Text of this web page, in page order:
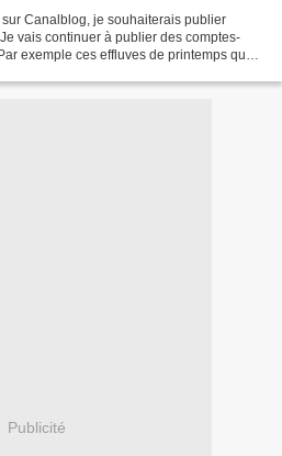
Canalblog, je souhaiterais publier
vais continuer à publier des comptes-
exemple ces effluves de printemps que
Publicité